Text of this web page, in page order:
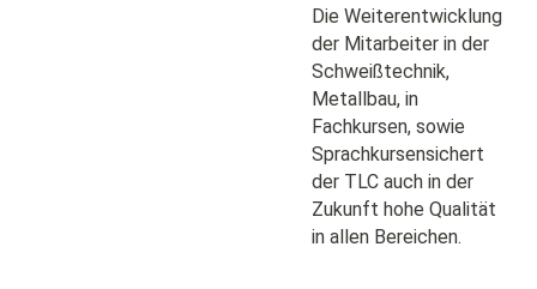
Die Weiterentwicklung
der Mitarbeiter in der
Schweißtechnik,
Metallbau, in
Fachkursen, sowie
Sprachkursensichert
der TLC auch in der
Zukunft hohe Qualität
in allen Bereichen.